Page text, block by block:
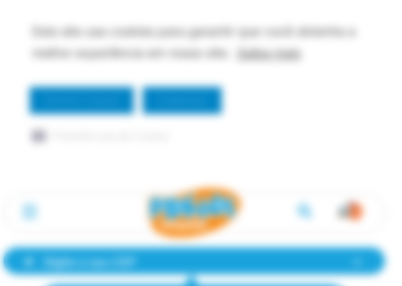
Este site usa cookies para garantir que você obtenha a
melhor experiência em nosso site.
Saiba mais
Digite o seu CEP